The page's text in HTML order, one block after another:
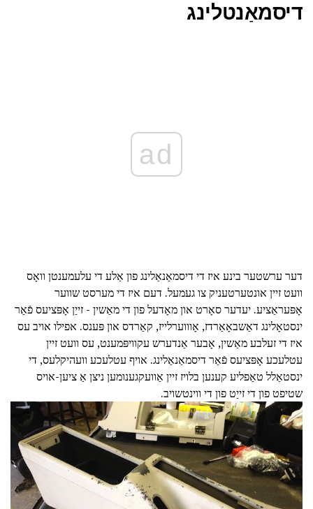
דיסמאַנטלינג
ad
דער ערשטער בינע איז די דיסמאַנאַלינג פון אַלע די עלעמענטן וואָס
וועט זיין אונטערטעניק צו געמעל. דעם איז די מערסט שווער
אָפּעראַציע. יעדער סאָרט און מאָדעל פון די מאַשין - זייַן אָפּציעס פֿאַר
ינסטאָלינג דאַשבאָאַרדז, אָוווערלייז, קאַרדס און פּענס. אפילו אויב עס
איז די זעלבע מאַשין, אָבער אַנדערש עקוויפּמענט, עס וועט זיין
עטלעכע אָפּציעס פֿאַר דיסמאַנאַלינג. אויף עטלעכע וועהיקלעס, די
ינסטאַלל טאַפליע קענען בלויז זיין אַוועקגענומען ניצן אַ ציען-אויס
שטיפט פון די זייַט פון די ווינטשויב.